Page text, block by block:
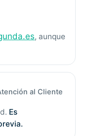
, aunque
al Cliente
Es